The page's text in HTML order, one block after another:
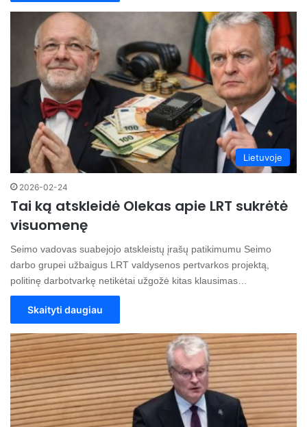
Lietuvoje
2026-02-24
Tai ką atskleidė Olekas apie LRT sukrėtė
visuomenę
Seimo vadovas suabejojo atskleistų įrašų patikimumu Seimo
darbo grupei užbaigus LRT valdysenos pertvarkos projektą,
politinę darbotvarkę netikėtai užgožė kitas klausimas…
Skaityti daugiau